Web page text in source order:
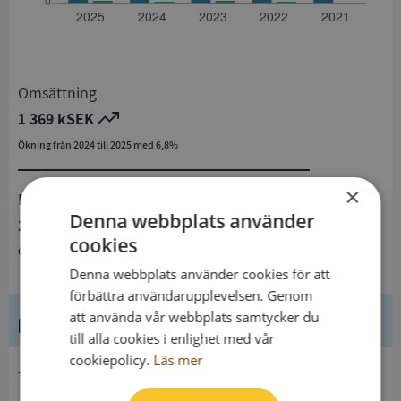
Omsättning
1 369 kSEK
Ökning från 2024 till 2025 med 6,8%
Resultat
25 kSEK
Ökning från 2024 till 2025 med 108,3%
Kontaktuppgifter
×
Denna webbplats använder
cookies
Denna webbplats använder cookies för att
förbättra användarupplevelsen. Genom
att använda vår webbplats samtycker du
till alla cookies i enlighet med vår
cookiepolicy. Läs mer